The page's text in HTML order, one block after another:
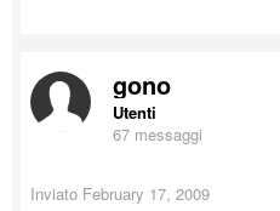
gono
Utenti
67 messaggi
Inviato February 17, 2009